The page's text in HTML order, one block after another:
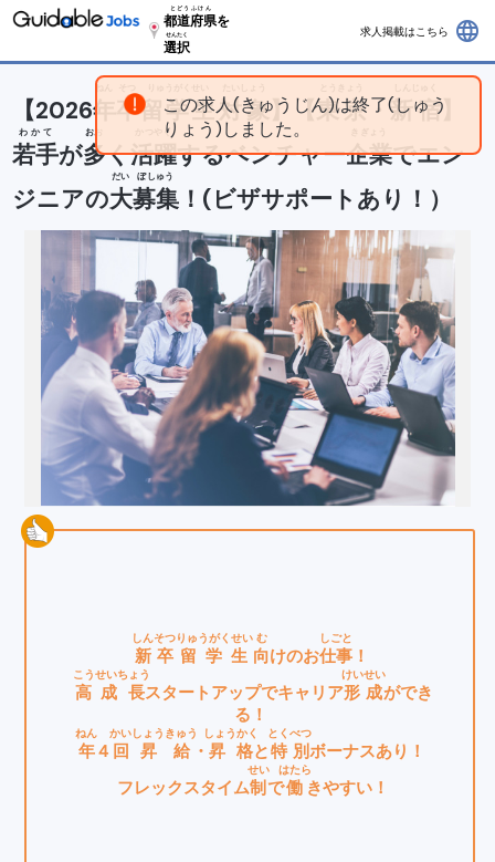
この求人(きゅうじん)は終了(しゅう
りょう)しました。
都道府県
とどうふけん
を
選択
せんたく 求人掲載はこちら language
【2026年 卒留学生対象】【東京・新宿】
若手
わかて
が多
おお
く活躍
かつやく
するベンチャー企業でエン
ジニアの大
だい
募集
ぼしゅう
！(ビザサポートあり！）
新卒
しんそつ
留学生
りゅうがくせい
向
む
けのお仕事
しごと
！
高
こう
成長
せいちょう
スタートアップでキャリア形成
けいせい
ができ
る！
年
ねん
４ 回
かい
昇給
しょうきゅう
・ 昇格
しょうかく
と特別
とくべつ
ボーナスあり！
フレックスタイム制
せい
で働
はたら
きやすい！